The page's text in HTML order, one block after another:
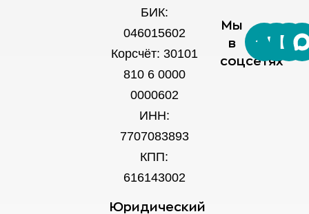
БИК:
046015602
Корсчёт: 30101
810 6 0000
0000602
ИНН:
7707083893
КПП:
616143002
Юридический
Мы
в
соцсетях